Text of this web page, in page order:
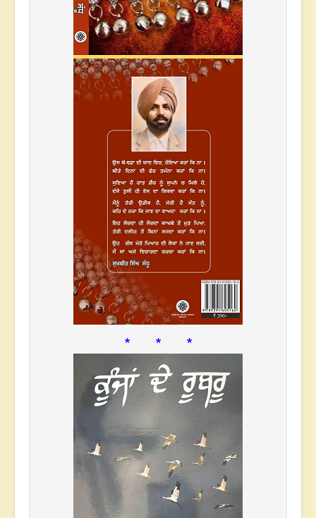
* * *